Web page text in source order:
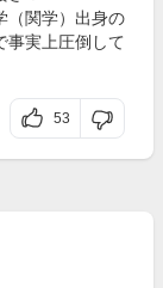
（関学）出身の
事実上圧倒して
53